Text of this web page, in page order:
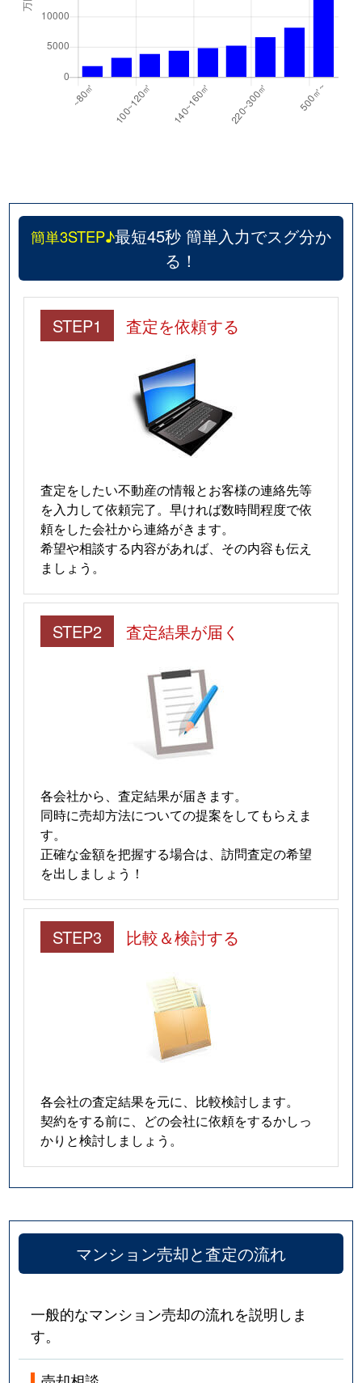
簡単3STEP♪最短45秒 簡単入力でスグ分か
る！
STEP1 査定を依頼する
査定をしたい不動産の情報とお客様の連絡先等
を入力して依頼完了。早ければ数時間程度で依
頼をした会社から連絡がきます。
希望や相談する内容があれば、その内容も伝え
ましょう。
STEP2 査定結果が届く
各会社から、査定結果が届きます。
同時に売却方法についての提案をしてもらえま
す。
正確な金額を把握する場合は、訪問査定の希望
を出しましょう！
STEP3 比較＆検討する
各会社の査定結果を元に、比較検討します。
契約をする前に、どの会社に依頼をするかしっ
かりと検討しましょう。
マンション売却と査定の流れ
一般的なマンション売却の流れを説明しま
す。